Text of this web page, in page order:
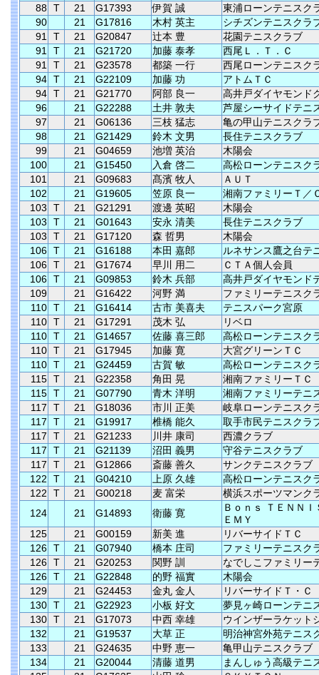
88 T 21 G17393 伊賀 誠
東浦ローンテニスク
90
21 G17816 木村 英主
シチズンテニスクラ
91
T 21 G20847 辻本 豊
花園テニスクラブ
91
T 21 G21720 加藤 泰孝
西尾Ｌ．Ｔ．Ｃ
91
T 21 G23578 都築 一行
西尾ローンテニスク
94 T 21 G22109 加藤 功
アトムＴＣ
94 T 21 G21770 阿部 良一
高井戸ダイヤモンド
96
21 G22288 土井 敦夫
芦屋シーサイドテニ
97
21 G06136 三枝 猛志
亀の甲山テニスクラ
98
21 G21429 鈴木 文男
長住テニスクラブ
99
21 G04659 池増 英治
木陽会
100
21 G15450 入倉 啓二
高松ローンテニスク
101
21 G09683 髙濱 牧人
ＡＵＴ
102
21 G19605 笠原 良一
湘南ファミリーＴ／
103
T 21 G21291 渡邊 英昭
木陽会
103
T 21 G01643 安永 清美
長住テニスクラブ
103
T 21 G17120 森 哲男
木陽会
106 T 21 G16188 本田 嘉郎
ルネサンス鷹之台テ
106 T 21 G17674 早川 用二
ＣＴＡ個人会員
106 T 21 G09853 鈴木 兵部
高井戸ダイヤモンド
109
21 G16422 河野 満
ファミリーテニスク
110 T 21 G16414 古市 美喜夫
テニスパーク宮原
110 T 21 G17291 茂木 弘
リベロ
110 T 21 G14657 佐藤 喜三郎
高松ローンテニスク
110 T 21 G17945 加藤 寛
大宮グリーンＴＣ
110 T 21 G24459 古賀 敏
高松ローンテニスク
115 T 21 G22358 角田 晃
湘南ファミリーＴＣ
115 T 21 G07790 青木 洋明
湘南ファミリーテニ
117
T 21 G18036 市川 正美
岐阜ローンテニスク
117
T 21 G19917 椎橋 能久
取手市民テニスクラ
117
T 21 G21233 川井 康司
西濃クラブ
117
T 21 G21139 沼田 義男
守谷テニスクラブ
117
T 21 G12866 斎藤 善久
サンクテニスクラブ
122
T 21 G04210 上原 久雄
高松ローンテニスク
122
T 21 G00218 麦 富栄
横浜スポーツマンク
124
21 G14893 衛藤 寛
Ｂｏｎｓ ＴＥＮＮ
ＥＭＹ
125
21 G00159 新美 進
リバーサイドＴＣ
126 T 21 G07940 橋本 庄司
ファミリーテニスク
126 T 21 G20253 関野 訓
なでしこファミリー
126 T 21 G22848 的野 福實
木陽会
129
21 G24453 金丸 金人
リバーサイドＴ・Ｃ
130 T 21 G22923 小板 好文
夢見ヶ崎ローンテニ
130 T 21 G17073 中西 幸雄
ウインザーラケット
132
21 G19537 大草 正
明治神宮外苑テニス
133
21 G24635 中野 恵一
亀甲山テニスクラブ
134
21 G20044 清藤 道男
まんしゅう高級テニ